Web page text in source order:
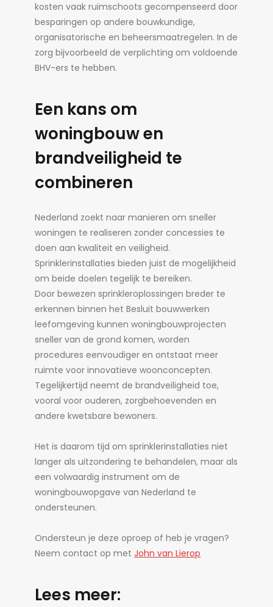
kosten vaak ruimschoots gecompenseerd door
besparingen op andere bouwkundige,
organisatorische en beheersmaatregelen. In de
zorg bijvoorbeeld de verplichting om voldoende
BHV-ers te hebben.
Een kans om
woningbouw en
brandveiligheid te
combineren
Nederland zoekt naar manieren om sneller
woningen te realiseren zonder concessies te
doen aan kwaliteit en veiligheid.
Sprinklerinstallaties bieden juist de mogelijkheid
om beide doelen tegelijk te bereiken.
Door bewezen sprinkleroplossingen breder te
erkennen binnen het Besluit bouwwerken
leefomgeving kunnen woningbouwprojecten
sneller van de grond komen, worden
procedures eenvoudiger en ontstaat meer
ruimte voor innovatieve woonconcepten.
Tegelijkertijd neemt de brandveiligheid toe,
vooral voor ouderen, zorgbehoevenden en
andere kwetsbare bewoners.
Het is daarom tijd om sprinklerinstallaties niet
langer als uitzondering te behandelen, maar als
een volwaardig instrument om de
woningbouwopgave van Nederland te
ondersteunen.
Ondersteun je deze oproep of heb je vragen?
Neem contact op metJohn van Lierop
Lees meer: